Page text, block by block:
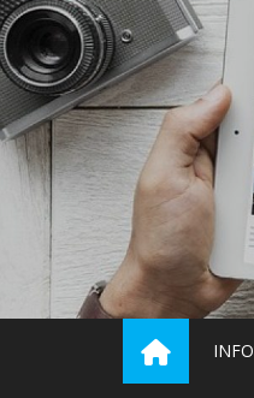
Skip
to
content
INFO